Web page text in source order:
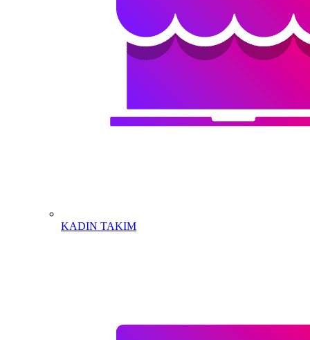
KADIN TAKIM